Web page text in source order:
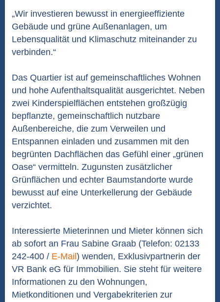
„Wir investieren bewusst in energieeffiziente
Gebäude und grüne Außenanlagen, um
Lebensqualität und Klimaschutz miteinander zu
verbinden.“
Das Quartier ist auf gemeinschaftliches Wohnen
und hohe Aufenthaltsqualität ausgerichtet. Neben
zwei Kinderspielflächen entstehen großzügig
bepflanzte, gemeinschaftlich nutzbare
Außenbereiche, die zum Verweilen und
Entspannen einladen und zusammen mit den
begrünten Dachflächen das Gefühl einer „grünen
Oase“ vermitteln. Zugunsten zusätzlicher
Grünflächen und echter Baumstandorte wurde
bewusst auf eine Unterkellerung der Gebäude
verzichtet.
Interessierte Mieterinnen und Mieter können sich
ab sofort an Frau Sabine Graab (Telefon: 02133
242-400 / E-Mail ) wenden, Exklusivpartnerin der
VR Bank eG für Immobilien. Sie steht für weitere
Informationen zu den Wohnungen,
Mietkonditionen und Vergabekriterien zur